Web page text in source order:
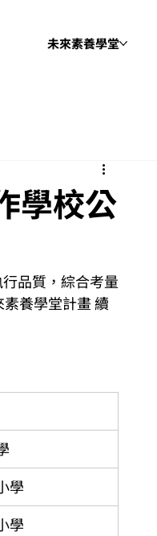
未來素養學堂
學校公
養學堂計畫 續
學
學